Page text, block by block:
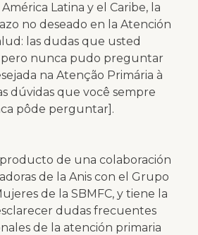
Latina y el Caribe, la
no deseado en la Atención
las dudas que usted
nunca pudo preguntar
na Atenção Primária à
dúvidas que você sempre
pôde perguntar].
de una colaboración
de la Anis con el Grupo
de la SBMFC, y tiene la
dudas frecuentes
de la atención primaria